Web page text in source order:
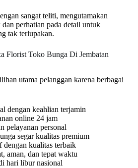
sangat teliti, mengutamakan
perhatian pada detail untuk
tak terlupakan.
Florist Toko Bunga Di Jembatan
utama pelanggan karena berbagai
dengan keahlian terjamin
online 24 jam
pelayanan personal
segar kualitas premium
dengan kualitas terbaik
aman, dan tepat waktu
hari libur nasional